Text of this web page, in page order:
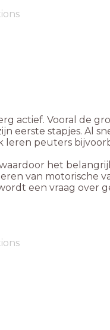
actief. Vooral de
eerste stapjes. Al
leren peuters
het
van motorische
een vraag over